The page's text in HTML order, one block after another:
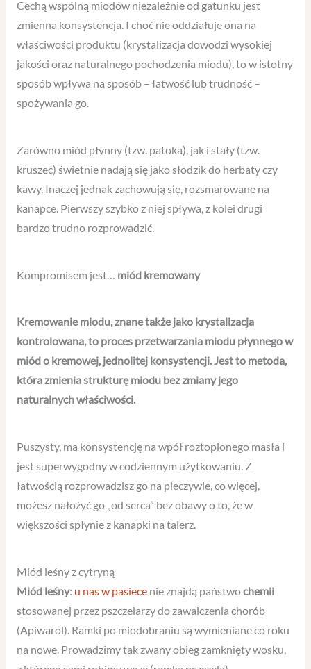
Cechą wspólną miodów niezależnie od gatunku jest
zmienna konsystencja. I choć nie oddziałuje ona na
właściwości produktu (krystalizacja dowodzi wysokiej
jakości oraz naturalnego pochodzenia miodu), to w istotny
sposób wpływa na sposób – łatwość lub trudność –
spożywania go.
Zarówno miód płynny (tzw. patoka), jak i stały (tzw.
kruszec) świetnie nadają się jako słodzik do herbaty czy
kawy. Inaczej jednak zachowują się, rozsmarowane na
kanapce. Pierwszy szybko z niej spływa, z kolei drugi
bardzo trudno rozprowadzić.
Kompromisem jest… miód kremowany
Kremowanie miodu, znane także jako krystalizacja
kontrolowana, to proces przetwarzania miodu płynnego w
miód o kremowej, jednolitej konsystencji. Jest to metoda,
która zmienia strukturę miodu bez zmiany jego
naturalnych właściwości.
Puszysty, ma konsystencję na wpół roztopionego masła i
jest superwygodny w codziennym użytkowaniu. Z
łatwością rozprowadzisz go na pieczywie, co więcej,
możesz nałożyć go „od serca” bez obawy o to, że w
większości spłynie z kanapki na talerz.
Miód leśny z cytryną
Miód leśny: u nas w pasiecenie znajdą państwochemii
stosowanej przez pszczelarzy do zawalczenia chorób
(Apiwarol). Ramki po miodobraniu są wymieniane co roku
na nowe. Prowadzimy tak zwany obieg zamknięty wosku,